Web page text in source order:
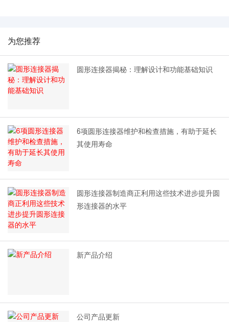
为您推荐
圆形连接器揭秘：理解设计和功能基础知识
6项圆形连接器维护和检查措施，有助于延长
其使用寿命
圆形连接器制造商正利用这些技术进步提升圆
形连接器的水平
新产品介绍
公司产品更新